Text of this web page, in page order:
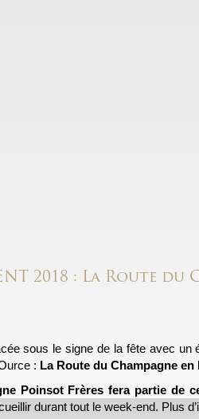
2018 : La Route du
sous le signe de la fête avec
: La Route du Champagne en
Poinsot Frères fera partie de
durant tout le week-end. Plus